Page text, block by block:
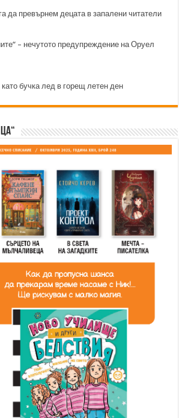
да превърнем децата в запалени читатели
– нечутото предупреждение на Оруел
бучка лед в горещ летен ден